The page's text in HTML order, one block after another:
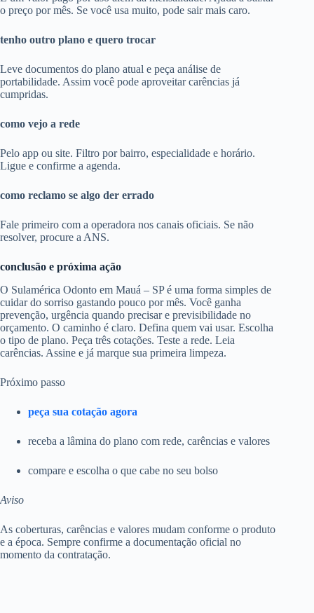
o preço por mês. Se você usa muito, pode sair mais caro.
tenho outro plano e quero trocar
Leve documentos do plano atual e peça análise de
portabilidade. Assim você pode aproveitar carências já
cumpridas.
como vejo a rede
Pelo app ou site. Filtro por bairro, especialidade e horário.
Ligue e confirme a agenda.
como reclamo se algo der errado
Fale primeiro com a operadora nos canais oficiais. Se não
resolver, procure a ANS.
conclusão e próxima ação
O Sulamérica Odonto em Mauá – SP é uma forma simples de
cuidar do sorriso gastando pouco por mês. Você ganha
prevenção, urgência quando precisar e previsibilidade no
orçamento. O caminho é claro. Defina quem vai usar. Escolha
o tipo de plano. Peça três cotações. Teste a rede. Leia
carências. Assine e já marque sua primeira limpeza.
Próximo passo
peça sua cotação agora
receba a lâmina do plano com rede, carências e valores
compare e escolha o que cabe no seu bolso
Aviso
As coberturas, carências e valores mudam conforme o produto
e a época. Sempre confirme a documentação oficial no
momento da contratação.